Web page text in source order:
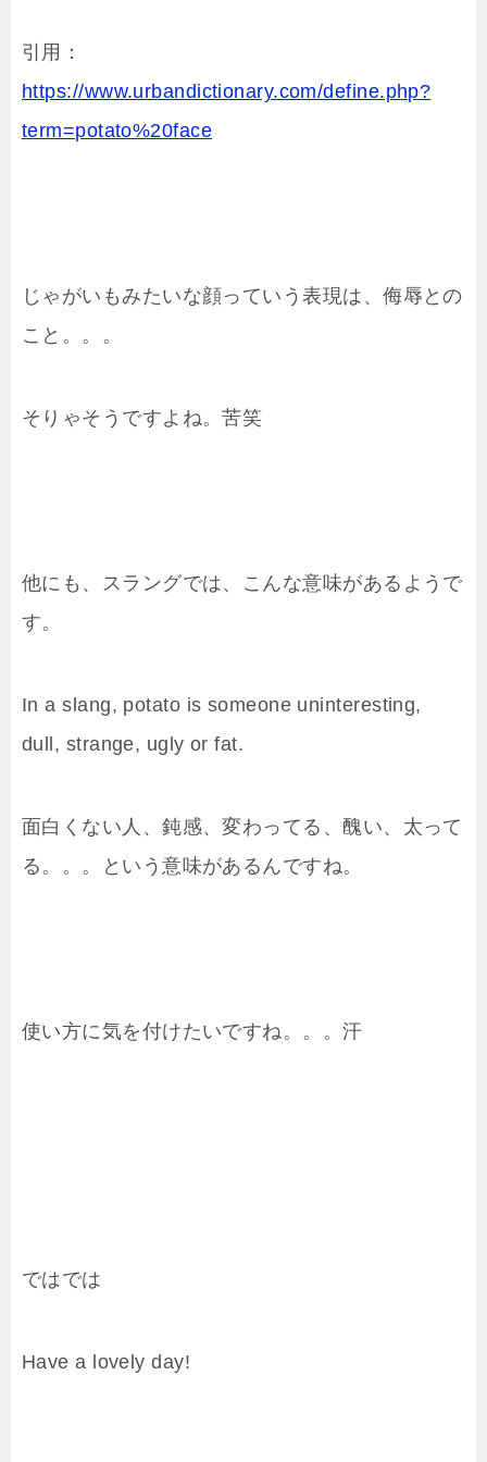
引用：
https://www.urbandictionary.com/define.php?
term=potato%20face
じゃがいもみたいな顔っていう表現は、侮辱との
こと。。。
そりゃそうですよね。苦笑
他にも、スラングでは、こんな意味があるようで
す。
In a slang, potato is someone uninteresting,
dull, strange, ugly or fat.
面白くない人、鈍感、変わってる、醜い、太って
る。。。という意味があるんですね。
使い方に気を付けたいですね。。。汗
ではでは
Have a lovely day!